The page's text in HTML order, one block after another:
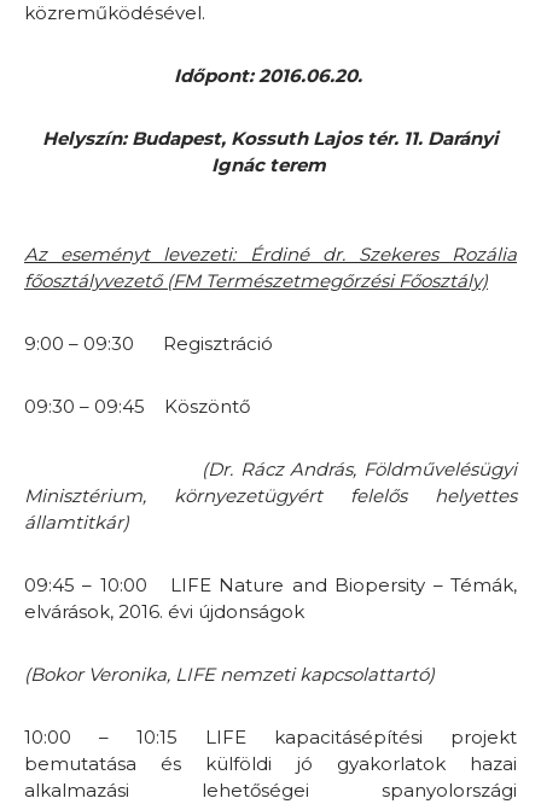
közreműködésével.
Időpont: 2016.06.20.
Helyszín: Budapest, Kossuth Lajos tér. 11. Darányi
Ignác terem
Az eseményt levezeti: Érdiné dr. Szekeres Rozália
főosztályvezető (FM Természetmegőrzési Főosztály)
9:00 – 09:30 Regisztráció
09:30 – 09:45 Köszöntő
(Dr. Rácz András, Földművelésügyi
Minisztérium, környezetügyért felelős helyettes
államtitkár)
09:45 – 10:00 LIFE Nature and Biopersity – Témák,
elvárások, 2016. évi újdonságok
(Bokor Veronika, LIFE nemzeti kapcsolattartó)
10:00 – 10:15 LIFE kapacitásépítési projekt
bemutatása és külföldi jó gyakorlatok hazai
alkalmazási lehetőségei spanyolországi